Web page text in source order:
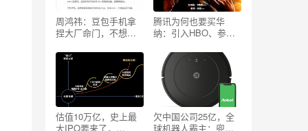
周鸿祎：豆包手机拿
捏大厂命门，不想做
虑了
腾讯为何也要买华
纳：引入HBO、参投
估值10万亿，史上最
大IPO要来了，
欠中国公司25亿，全
球机器人霸主：兜里